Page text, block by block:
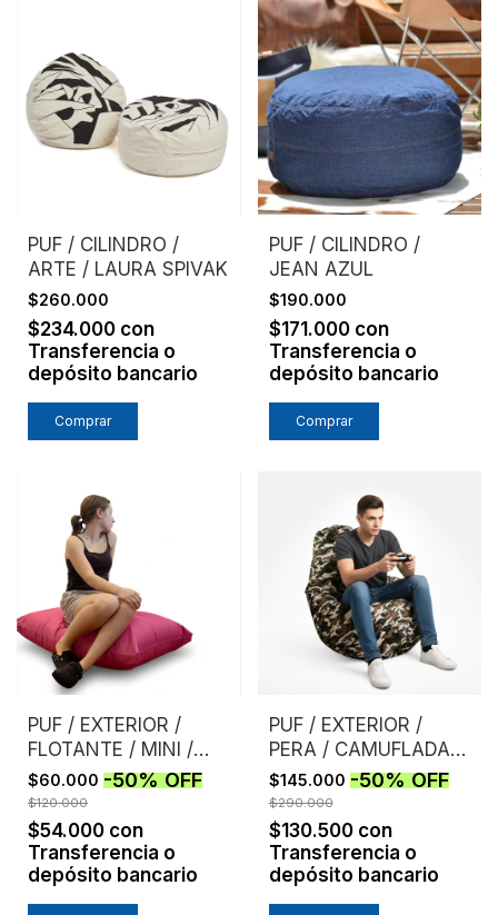
PUF / CILINDRO /
ARTE / LAURA SPIVAK
$260.000
$234.000 con
Transferencia o
depósito bancario
PUF / CILINDRO /
JEAN AZUL
$190.000
$171.000 con
Transferencia o
depósito bancario
PUF / EXTERIOR /
FLOTANTE / MINI /
ROSA
$60.000 -50%OFF
$120.000
$54.000 con
Transferencia o
depósito bancario
PUF / EXTERIOR /
PERA / CAMUFLADA /
MARRON
$145.000 -50%OFF
$290.000
$130.500 con
Transferencia o
depósito bancario